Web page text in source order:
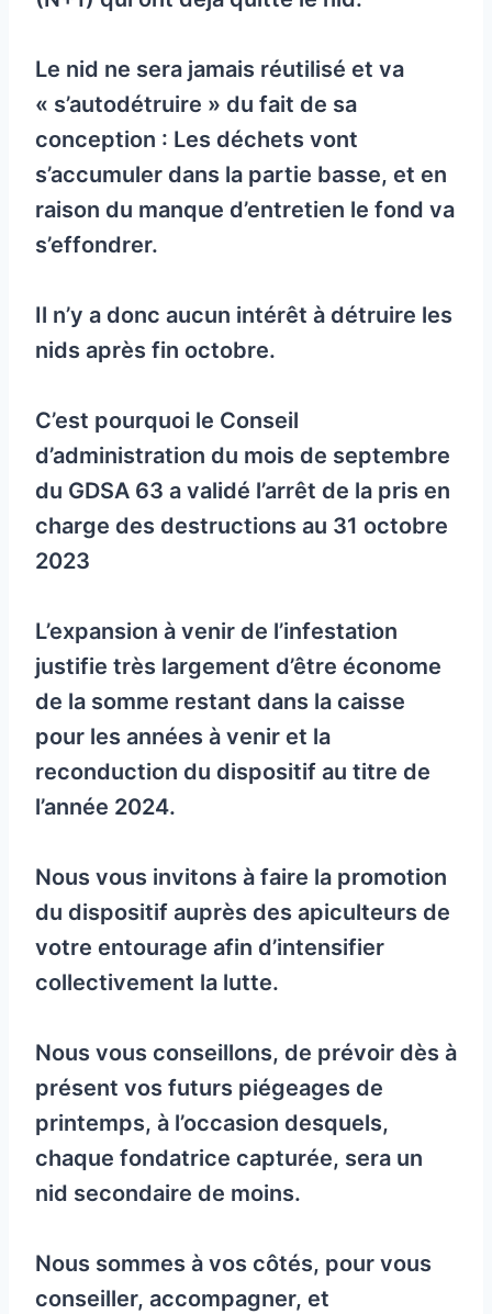
Le nid ne sera jamais réutilisé et va
« s’autodétruire » du fait de sa
conception : Les déchets vont
s’accumuler dans la partie basse, et en
raison du manque d’entretien le fond va
s’effondrer.
Il n’y a donc aucun intérêt à détruire les
nids après fin octobre.
C’est pourquoi le Conseil
d’administration du mois de septembre
du GDSA 63 a validé l’arrêt de la pris en
charge des destructions au 31 octobre
2023
L’expansion à venir de l’infestation
justifie très largement d’être économe
de la somme restant dans la caisse
pour les années à venir et la
reconduction du dispositif au titre de
l’année 2024.
Nous vous invitons à faire la promotion
du dispositif auprès des apiculteurs de
votre entourage afin d’intensifier
collectivement la lutte.
Nous vous conseillons, de prévoir dès à
présent vos futurs piégeages de
printemps, à l’occasion desquels,
chaque fondatrice capturée, sera un
nid secondaire de moins.
Nous sommes à vos côtés, pour vous
conseiller, accompagner, et